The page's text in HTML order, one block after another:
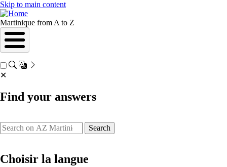
Skip to main content
Martinique from A to Z
✕
Find your answers
Search
Choisir la langue